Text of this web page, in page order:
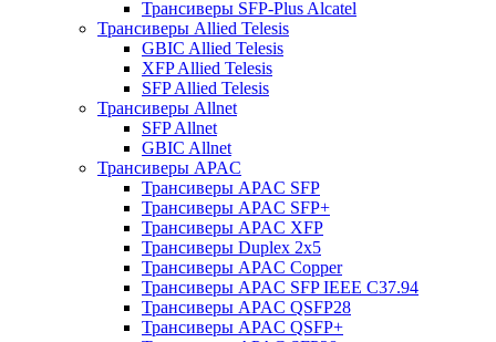
Трансиверы SFP-Plus Alcatel
Трансиверы Allied Telesis
GBIC Allied Telesis
XFP Allied Telesis
SFP Allied Telesis
Трансиверы Allnet
SFP Allnet
GBIC Allnet
Трансиверы APAC
Трансиверы APAC SFP
Трансиверы APAC SFP+
Трансиверы APAC XFP
Трансиверы Duplex 2x5
Трансиверы APAC Copper
Трансиверы APAC SFP IEEE C37.94
Трансиверы APAC QSFP28
Трансиверы APAC QSFP+